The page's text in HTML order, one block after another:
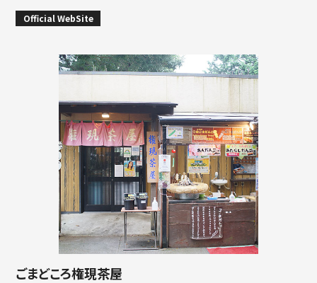
Official WebSite
ごまどころ権現茶屋